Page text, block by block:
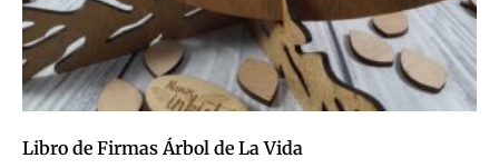
Libro de Firmas Árbol de La Vida